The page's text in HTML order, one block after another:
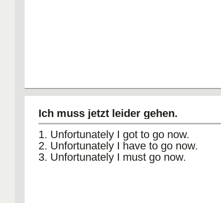
Ich muss jetzt leider gehen.
1. Unfortunately I got to go now.
2. Unfortunately I have to go now.
3. Unfortunately I must go now.